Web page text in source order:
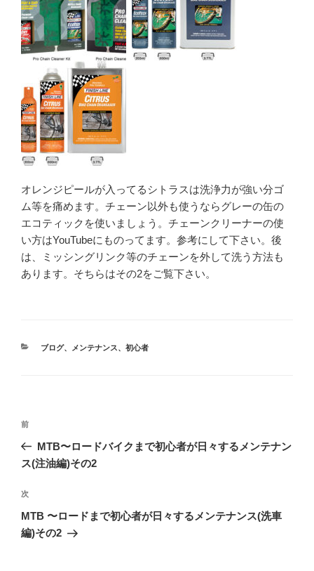
オレンジピールが入ってるシトラスは洗浄力が強い分ゴ
ム等を痛めます。チェーン以外も使うならグレーの缶の
エコティックを使いましょう。チェーンクリーナーの使
い方はYouTubeにものってます。参考にして下さい。後
は、ミッシングリンク等のチェーンを外して洗う方法も
あります。そちらはその2をご覧下さい。
カ
ブログ、 メンテナンス、 初心者
投
ナ
ゲ
ー
シ
前
の
投
前
MTB〜ロードバイクまで初心者が日々するメンテナン
ス(注油編)その2
次
の
投
次
MTB 〜ロードまで初心者が日々するメンテナンス(洗車
編)その2